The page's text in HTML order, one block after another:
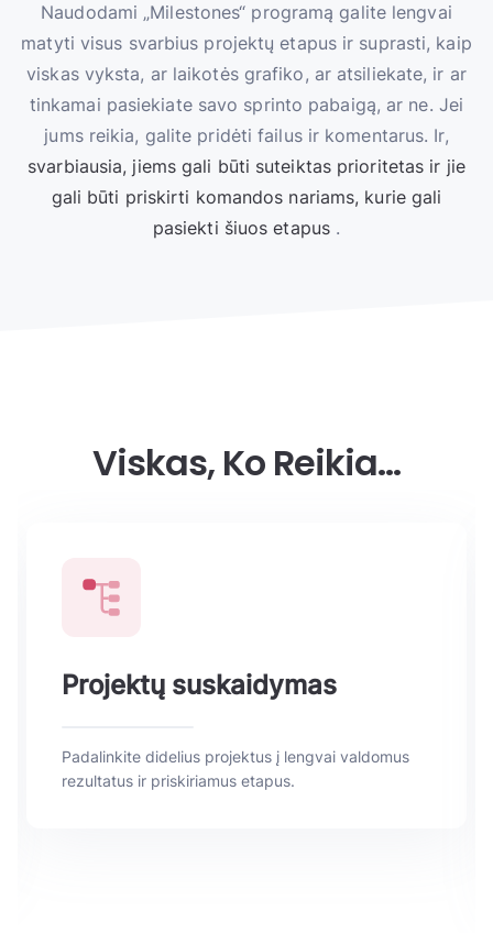
Naudodami „Milestones“ programą galite lengvai
matyti visus svarbius projektų etapus ir suprasti, kaip
viskas vyksta, ar laikotės grafiko, ar atsiliekate, ir ar
tinkamai pasiekiate savo sprinto pabaigą, ar ne. Jei
jums reikia, galite pridėti failus ir komentarus. Ir,
svarbiausia, jiems gali būti suteiktas prioritetas ir jie
gali būti priskirti komandos nariams, kurie gali
pasiekti šiuos etapus .
Viskas, Ko Reikia…
Projektų suskaidymas
Padalinkite didelius projektus į lengvai valdomus
rezultatus ir priskiriamus etapus.